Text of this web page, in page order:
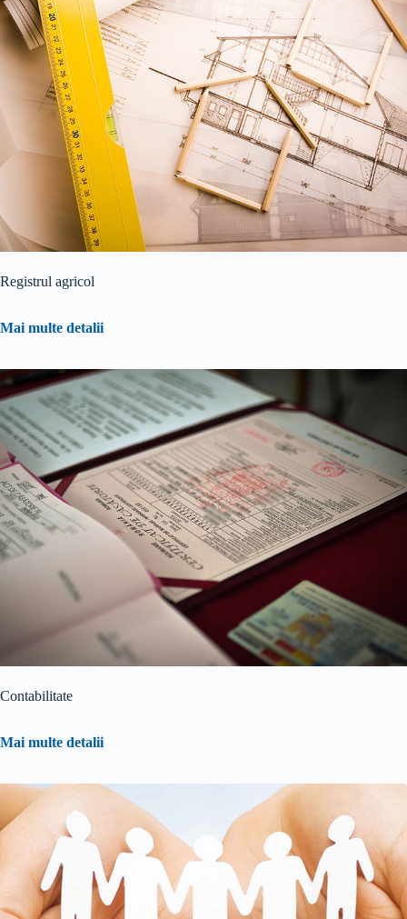
Registrul agricol
Mai multe detalii
Contabilitate
Mai multe detalii